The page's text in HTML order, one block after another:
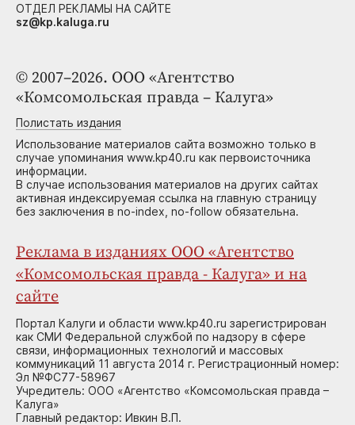
© 2007–2026. ООО «Агентство
«Комсомольская правда – Калуга»
Полистать издания
Использование материалов сайта возможно только в
случае упоминания www.kp40.ru как первоисточника
информации.
В случае использования материалов на других сайтах
активная индексируемая ссылка на главную страницу
без заключения в no-index, no-follow обязательна.
Реклама в изданиях ООО «Агентство
«Комсомольская правда - Калуга» и на
сайте
Портал Калуги и области www.kp40.ru зарегистрирован
как СМИ Федеральной службой по надзору в сфере
связи, информационных технологий и массовых
коммуникаций 11 августа 2014 г. Регистрационный номер:
Эл №ФС77-58967
Учредитель: ООО «Агентство «Комсомольская правда –
Калуга»
Главный редактор: Ивкин В.П.
ОТДЕЛ РЕКЛАМЫ НА САЙТЕ
sz@kp.kaluga.ru